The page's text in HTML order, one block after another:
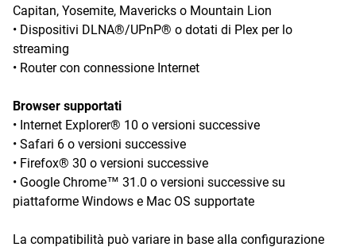
Capitan, Yosemite, Mavericks o Mountain Lion
• Dispositivi DLNA®/UPnP® o dotati di Plex per lo
streaming
• Router con connessione Internet
Browser supportati
• Internet Explorer® 10 o versioni successive
• Safari 6 o versioni successive
• Firefox® 30 o versioni successive
• Google Chrome™ 31.0 o versioni successive su
piattaforme Windows e Mac OS supportate
La compatibilità può variare in base alla configurazione